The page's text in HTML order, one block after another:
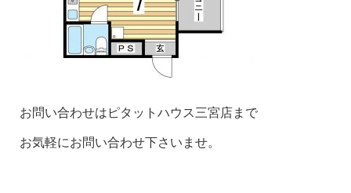
お問い合わせはピタットハウス三宮店まで
お気軽にお問い合わせ下さいませ。